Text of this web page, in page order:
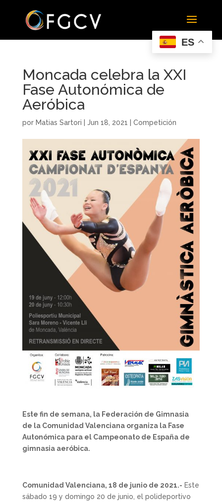
Moncada celebra la XXI
Fase Autonómica de
Aeróbica
por Matias Sartori Jun 18, 2021 Competición
Este fin de semana, la Federación de Gimnasia
de la Comunidad Valenciana organiza la Fase
Autonómica para el Campeonato de España de
gimnasia aeróbica.
Comunidad Valenciana, 18 de junio de 2021.- Este
sábado 19 y domingo 20 de junio, el polideportivo
ES